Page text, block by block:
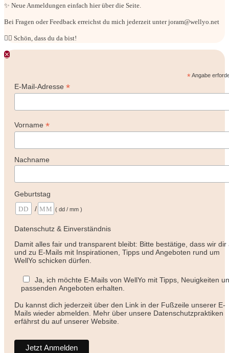
✨ Neue Anmeldungen einfach hier über die Seite.
Bei Fragen oder Feedback erreichst du mich jederzeit unter joram@wellyo.net
🧘‍♂ Schön, dass du da bist!
✕
*Angabe
E-Mail-Adresse *
Vorname *
Nachname
Geburtstag
/
( dd / mm )
Datenschutz & Einverständnis
Damit alles fair und transparent bleibt: Bitte bestätige, dass wir dir
und zu E-Mails mit Inspirationen, Tipps und Angeboten rund um
WellYo schicken dürfen.
Ja, ich möchte E-Mails von WellYo mit Tipps, Neuigkeiten
passenden Angeboten erhalten.
Du kannst dich jederzeit über den Link in der Fußzeile unserer E-
Mails wieder abmelden. Mehr über unsere Datenschutzpraktiken
erfährst du auf unserer Website.